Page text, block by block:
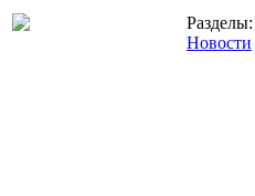
Разделы:
Новости